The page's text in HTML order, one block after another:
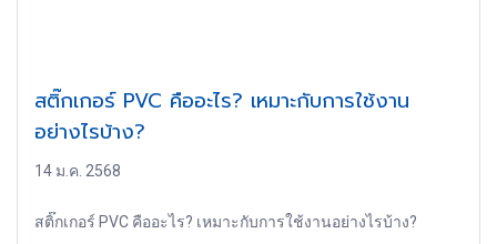
สติ๊กเกอร์ PVC คืออะไร? เหมาะกับการใช้งาน
อย่างไรบ้าง?
14 ม.ค. 2568
สติ๊กเกอร์ PVC คืออะไร? เหมาะกับการใช้งานอย่างไรบ้าง?